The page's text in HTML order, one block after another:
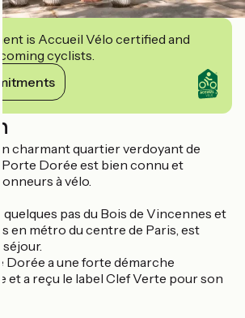
is Accueil Vélo certified and
cyclists.
charmant quartier verdoyant de
Porte Dorée est bien connu et
à vélo.
quelques pas du Bois de Vincennes et
en métro du centre de Paris, est
Dorée a une forte démarche
et a reçu le label Clef Verte pour son